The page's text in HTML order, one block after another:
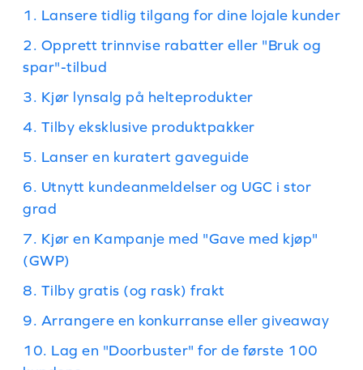
1. Lansere tidlig tilgang for dine lojale kunder
2. Opprett trinnvise rabatter eller "Bruk og
spar"-tilbud
3. Kjør lynsalg på helteprodukter
4. Tilby eksklusive produktpakker
5. Lanser en kuratert gaveguide
6. Utnytt kundeanmeldelser og UGC i stor
grad
7. Kjør en Kampanje med "Gave med kjøp"
(GWP)
8. Tilby gratis (og rask) frakt
9. Arrangere en konkurranse eller giveaway
10. Lag en "Doorbuster" for de første 100